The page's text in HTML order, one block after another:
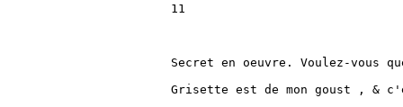
11
Secret en oeuvre. Voulez-vous
Grisette est de mon goust , &